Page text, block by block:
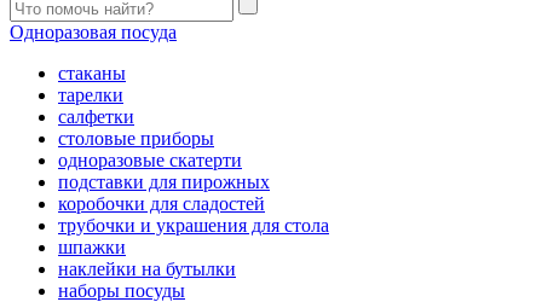
Одноразовая посуда
стаканы
тарелки
салфетки
столовые приборы
одноразовые скатерти
подставки для пирожных
коробочки для сладостей
трубочки и украшения для стола
шпажки
наклейки на бутылки
наборы посуды